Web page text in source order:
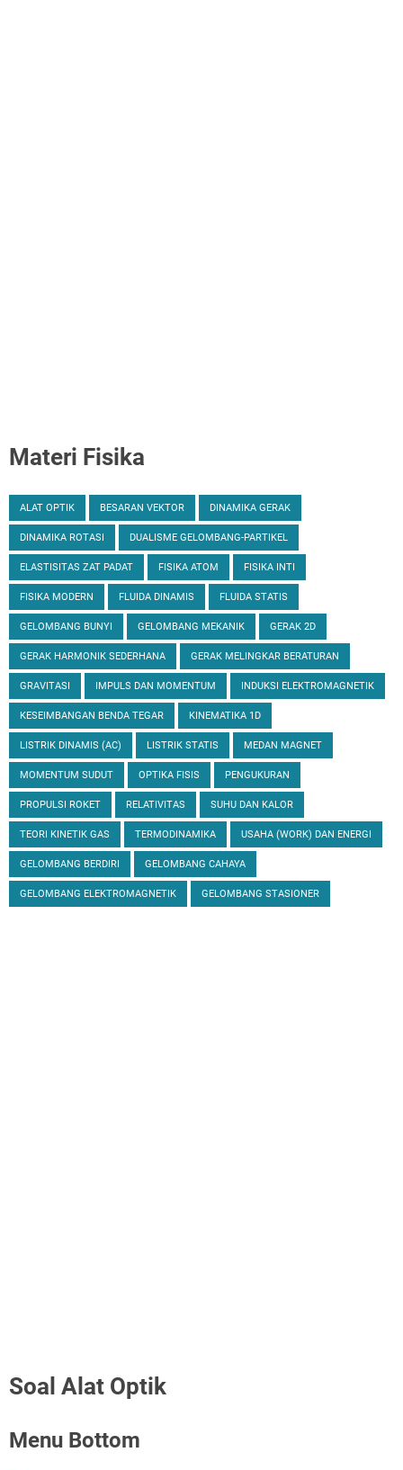
Materi Fisika
ALAT OPTIK BESARAN VEKTOR DINAMIKA GERAK
DINAMIKA ROTASI DUALISME GELOMBANG-PARTIKEL
ELASTISITAS ZAT PADAT FISIKA ATOM FISIKA INTI
FISIKA MODERN FLUIDA DINAMIS FLUIDA STATIS
GELOMBANG BUNYI GELOMBANG MEKANIK GERAK 2D
GERAK HARMONIK SEDERHANA GERAK MELINGKAR BERATURAN
GRAVITASI IMPULS DAN MOMENTUM INDUKSI ELEKTROMAGNETIK
KESEIMBANGAN BENDA TEGAR KINEMATIKA 1D
LISTRIK DINAMIS (AC) LISTRIK STATIS MEDAN MAGNET
MOMENTUM SUDUT OPTIKA FISIS PENGUKURAN
PROPULSI ROKET RELATIVITAS SUHU DAN KALOR
TEORI KINETIK GAS TERMODINAMIKA USAHA (WORK) DAN ENERGI
GELOMBANG BERDIRI GELOMBANG CAHAYA
GELOMBANG ELEKTROMAGNETIK GELOMBANG STASIONER
Soal Alat Optik
Menu Bottom